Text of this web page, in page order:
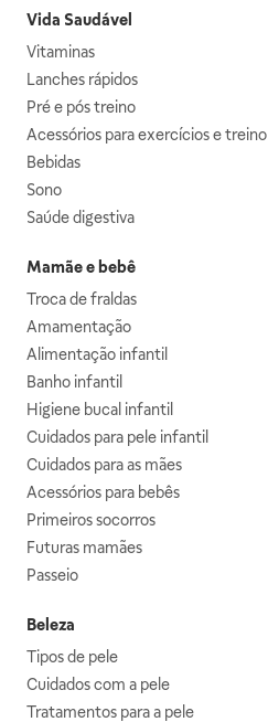
Vida Saudável
Vitaminas
Lanches rápidos
Pré e pós treino
Acessórios para exercícios e treino
Bebidas
Sono
Saúde digestiva
Mamãe e bebê
Troca de fraldas
Amamentação
Alimentação infantil
Banho infantil
Higiene bucal infantil
Cuidados para pele infantil
Cuidados para as mães
Acessórios para bebês
Primeiros socorros
Futuras mamães
Passeio
Beleza
Tipos de pele
Cuidados com a pele
Tratamentos para a pele